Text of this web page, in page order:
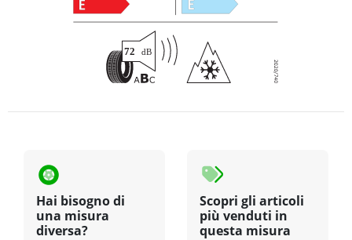
Hai bisogno di
una misura
diversa?
Scopri gli articoli
più venduti in
questa misura